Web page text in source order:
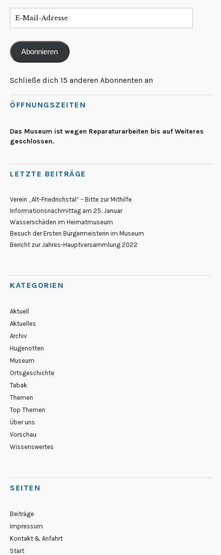
Abonnieren
Schließe dich 15 anderen Abonnenten an
ÖFFNUNGSZEITEN
Das Museum ist wegen Reparaturarbeiten bis auf Weiteres
geschlossen.
LETZTE BEITRÄGE
Verein „Alt-Friedrichstal“ – Bitte zur Mithilfe
Informationsnachmittag am 25. Januar
Wasserschäden im Heimatmuseum
Besuch der Ersten Bürgermeisterin im Museum
Bericht zur Jahres-Hauptversammlung 2022
KATEGORIEN
Aktuell
Aktuelles
Archiv
Hugenotten
Museum
Ortsgeschichte
Tabak
Themen
Top Themen
Über uns
Vorschau
Wissenswertes
SEITEN
Beiträge
Impressum
Kontakt & Anfahrt
Start